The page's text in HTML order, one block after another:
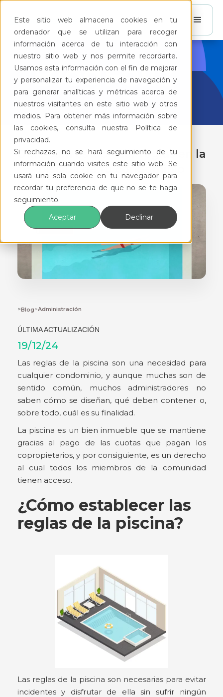
Este sitio web almacena cookies en tu
ordenador que se utilizan para recoger
información acerca de tu interacción con
nuestro sitio web y nos permite recordarte.
Usamos esta información con el fin de mejorar
y personalizar tu experiencia de navegación y
para generar analíticas y métricas acerca de
nuestros visitantes en este sitio web y otros
medios. Para obtener más información sobre
las cookies, consulta nuestra Política de
privacidad.
Si rechazas, no se hará seguimiento de tu
información cuando visites este sitio web. Se
usará una sola cookie en tu navegador para
recordar tu preferencia de que no se te haga
seguimiento.
Aceptar
Declinar
BlogFeliz
Guía para establecer reglas en la
piscina de tu condominio
>Blog>Administración
ÚLTIMA ACTUALIZACIÓN
19/12/24
Las reglas de la piscina son una necesidad para
cualquier condominio, y aunque muchas son de
sentido común, muchos administradores no
saben cómo se diseñan, qué deben contener o,
sobre todo, cuál es su finalidad.
La piscina es un bien inmueble que se mantiene
gracias al pago de las cuotas que pagan los
copropietarios, y por consiguiente, es un derecho
al cual todos los miembros de la comunidad
tienen acceso.
¿Cómo establecer las
reglas de la piscina?
Las reglas de la piscina son necesarias para evitar
incidentes y disfrutar de ella sin sufrir ningún